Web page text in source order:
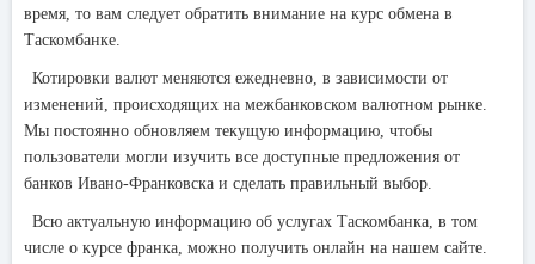
время, то вам следует обратить внимание на курс обмена в
Таскомбанке.
Котировки валют меняются ежедневно, в зависимости от
изменений, происходящих на межбанковском валютном рынке.
Мы постоянно обновляем текущую информацию, чтобы
пользователи могли изучить все доступные предложения от
банков Ивано-Франковска и сделать правильный выбор.
Всю актуальную информацию об услугах Таскомбанка, в том
числе о курсе франка, можно получить онлайн на нашем сайте.